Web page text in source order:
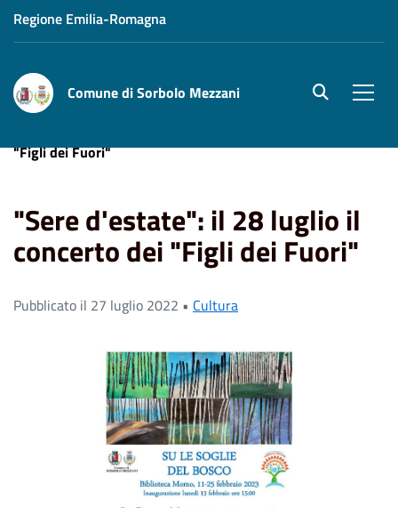
Regione Emilia-Romagna
Comune di Sorbolo Mezzani site.searc
"Figli dei Fuori"
"Sere d'estate": il 28 luglio il
concerto dei "Figli dei Fuori"
Pubblicato il 27 luglio 2022 • Cultura